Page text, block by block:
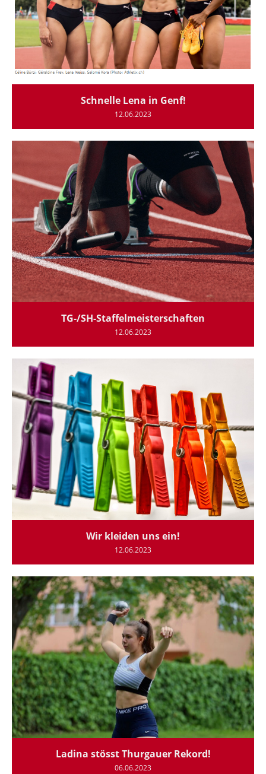
Schnelle Lena in Genf!
12.06.2023
TG-/SH-Staffelmeisterschaften
12.06.2023
Wir kleiden uns ein!
12.06.2023
Ladina stösst Thurgauer Rekord!
06.06.2023